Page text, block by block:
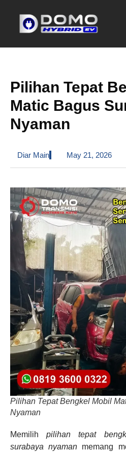
Pilihan Tepat
Matic Bagus
Nyaman
Diar Main May 21, 2026
Pilihan Tepat Bengkel Mobil
Nyaman
Memilihpilihan tepat
surabaya nyaman memang